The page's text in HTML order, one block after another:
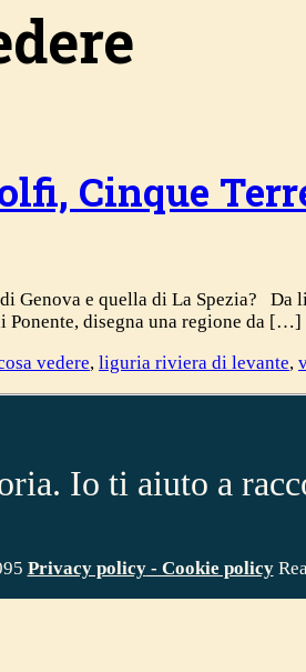
Cinque
e quella di La Spezia?
disegna una regione da […]
vedere, liguria riviera di levante,
Io ti aiuto a
Privacy policy- Cookie policy